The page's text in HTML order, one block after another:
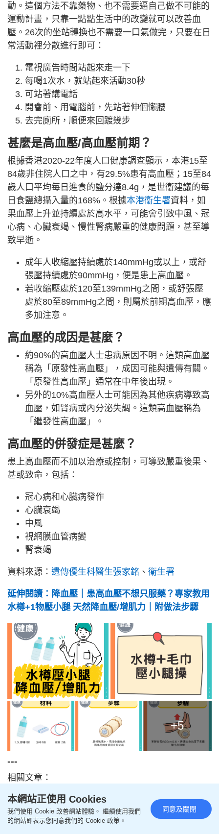
動。這個方法不靠藥物、也不需要逼自己做不可能的
運動計畫，只靠一點點生活中的改變就可以改善血
壓。26次的坐站轉換也不需要一口氣做完，只要在日
常活動裡分散進行即可：
電視廣告時間站起來走一下
每喝1次水，就站起來活動30秒
可站著講電話
開會前、用電腦前，先站著伸個懶腰
去完廁所，順便來回踱幾步
甚麼是高血壓/高血壓前期？
根據香港2020-22年度人口健康調查顯示，本港15至
84歲非住院人口之中，有29.5%患有高血壓；15至84
歲人口平均每日進食的鹽分達8.4g，是世衞建議的每
日食鹽總攝入量的168%。根據本港衞生署資料，如
果血壓上升並持續處於高水平，可能會引致中風、冠
心病、心臟衰竭、慢性腎病嚴重的健康問題，甚至導
致早逝。
成年人收縮壓持續處於140mmHg或以上，或舒
張壓持續處於90mmHg，便是患上高血壓。
若收縮壓處於120至139mmHg之間，或舒張壓
處於80至89mmHg之間，則屬於前期高血壓，應
多加注意。
高血壓的成因是甚麼？
約90%的高血壓人士患病原因不明。這類高血壓
稱為「原發性高血壓」，成因可能與遺傳有關。
「原發性高血壓」通常在中年後出現。
另外的10%高血壓人士可能因為其他疾病導致高
血壓，如腎病或內分泌失調。這類高血壓稱為
「繼發性高血壓」。
高血壓的併發症是甚麼？
患上高血壓而不加以治療或控制，可導致嚴重後果、
甚或致命，包括：
冠心病和心臟病發作
心臟衰竭
中風
視網膜血管病變
腎衰竭
資料來源： 遺傳優生科醫生張家銘 、 衞生署
延伸閱讀：降血壓｜患高血壓不想只服藥？專家教用
水樽+1物壓小腿 天然降血壓/增肌力｜附做法步驟
+5
---
相關文章：
更年期後小心三高/骨質疏鬆 多吃魚防中風 醫生解構
40歲以上女性常見疾病/保健重點
本網站正使用 Cookies
我們使用 Cookie 改善網站體驗。 繼續使用我們
的網站即表示您同意我們的 Cookie 政策。
同意及關閉